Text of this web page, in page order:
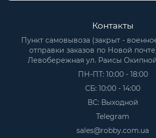
Контакты
Пункт самовывоза (закрыт -
отправки заказов по Новой
Левобережная ул. Раисы
ПН-ПТ: 10:00 - 18:00
СБ: 10:00 - 14:00
ВС: Выходной
Telegram
sales@robby.com.ua